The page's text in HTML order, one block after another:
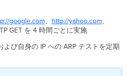
google.com、 http://yahoo.com、
GET を 4 時間ごとに実施
び自身の IP への ARP テストを定期